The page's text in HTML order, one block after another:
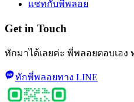
แชทกับพี่พลอย
Get in Touch
ทักมาได้เลยค่ะ พี่พลอยตอบเอง
ทักพี่พลอยทาง LINE